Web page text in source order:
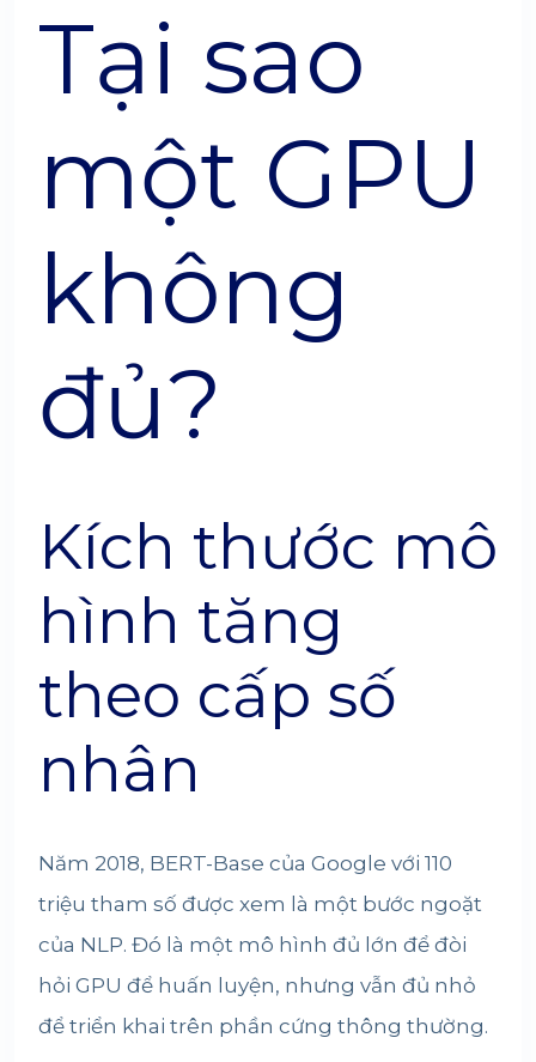
Tại sao
một GPU
không
đủ?
Kích thước mô
hình tăng
theo cấp số
nhân
Năm 2018, BERT-Base của Google với 110
triệu tham số được xem là một bước ngoặt
của NLP. Đó là một mô hình đủ lớn để đòi
hỏi GPU để huấn luyện, nhưng vẫn đủ nhỏ
để triển khai trên phần cứng thông thường.